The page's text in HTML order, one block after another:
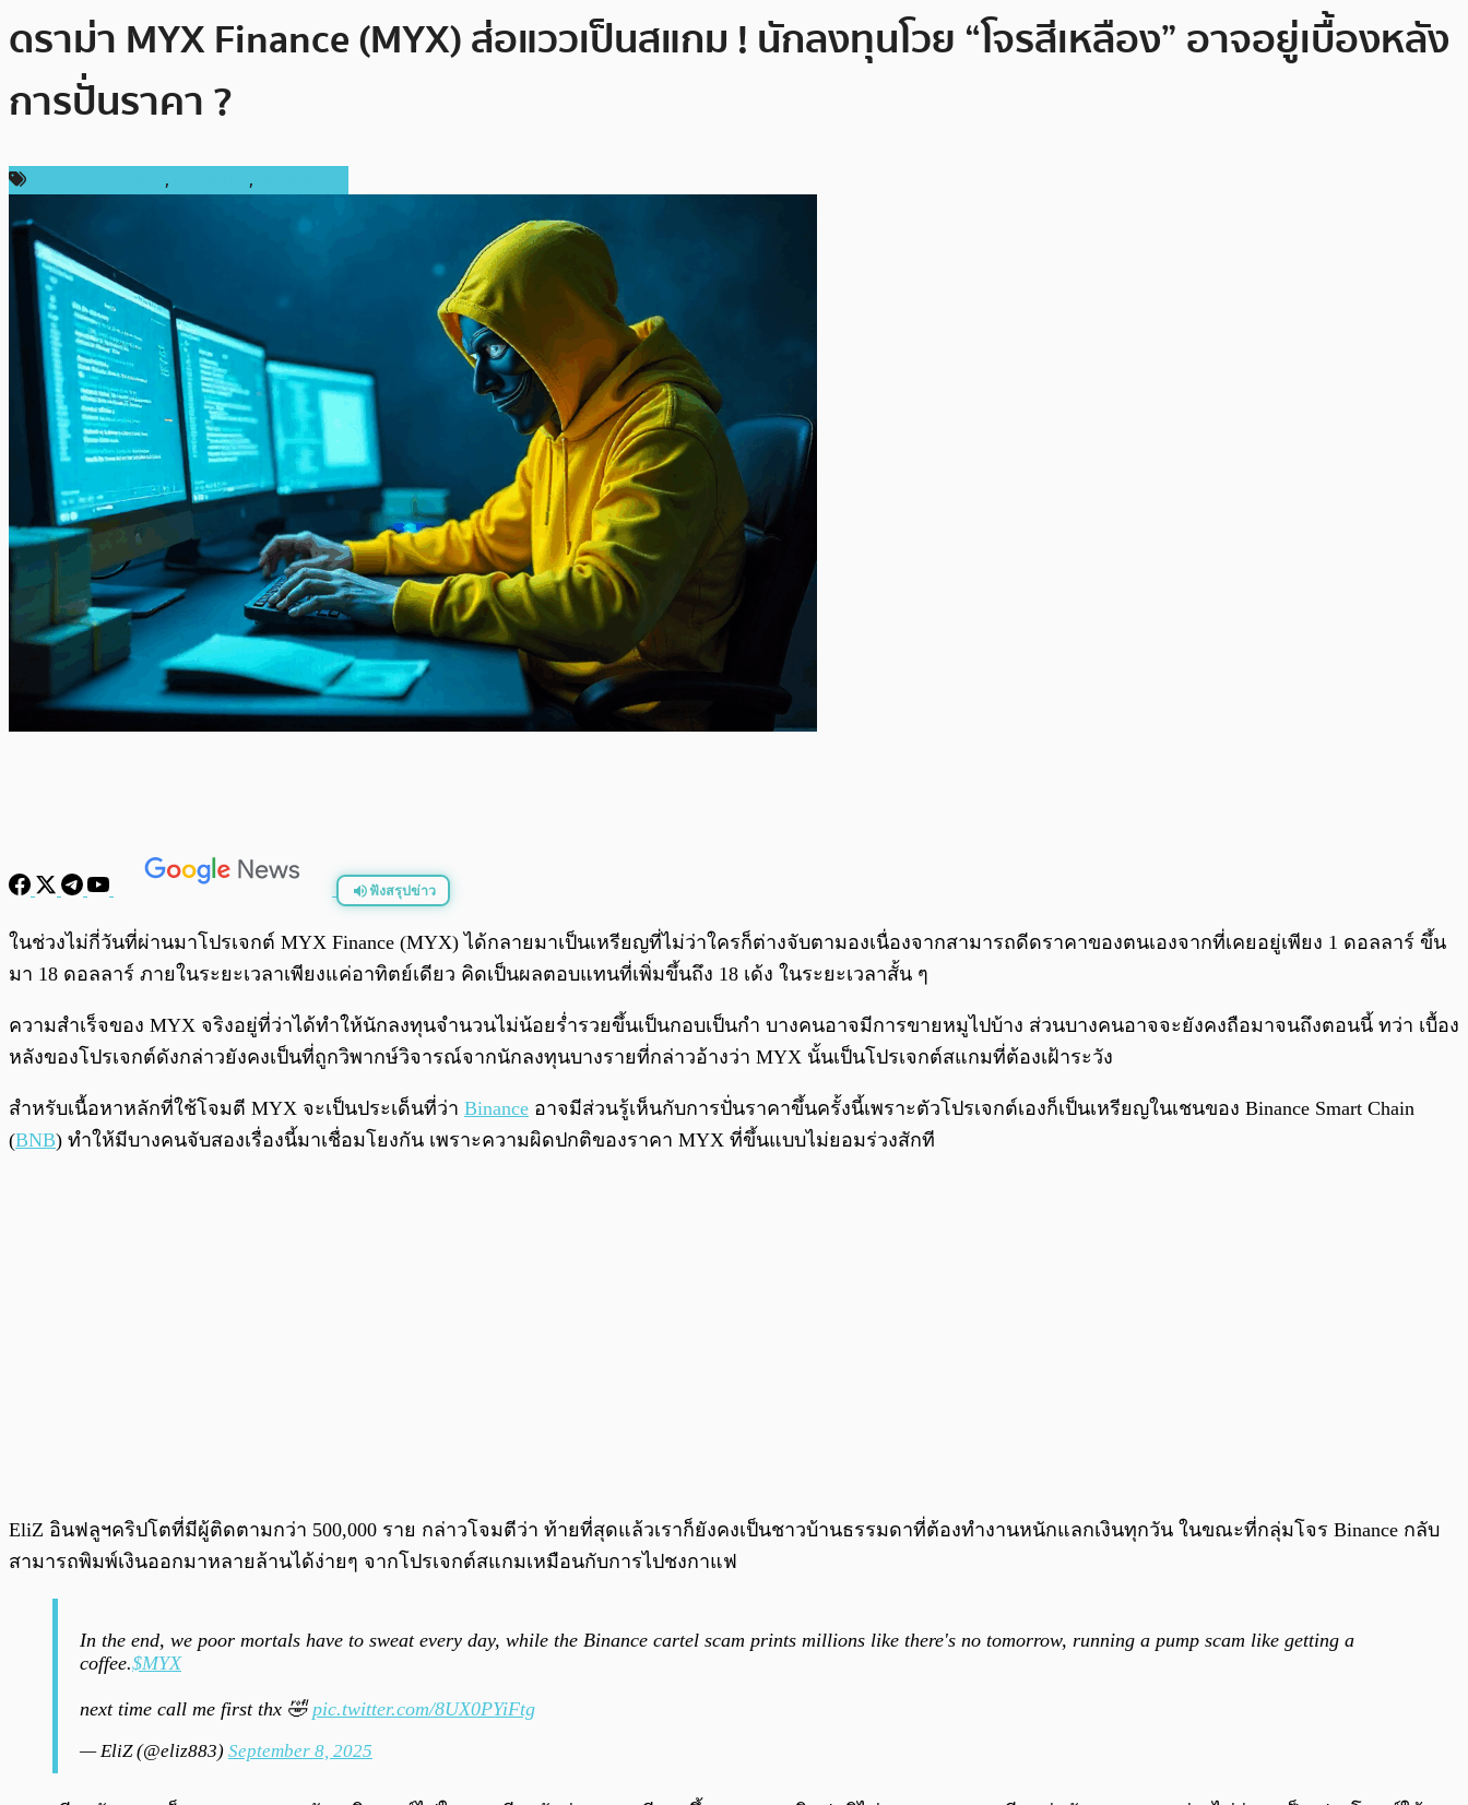
ดราม่า MYX Finance (MYX) ส่อแววเป็นสแกม ! นักลงทุนโวย “โจรสีเหลือง” อาจอยู่เบื้องหลัง
การปั่นราคา ?
, ,
ฟังสรุปข่าว
พร้อมเล่น 0:00
ในช่วงไม่กี่วันที่ผ่านมาโปรเจกต์ MYX Finance (MYX) ได้กลายมาเป็นเหรียญที่ไม่ว่าใครก็ต่างจับตามองเนื่องจากสามารถดีดราคาของตนเองจากที่เคยอยู่เพียง 1 ดอลลาร์ ขึ้น
มา 18 ดอลลาร์ ภายในระยะเวลาเพียงแค่อาทิตย์เดียว คิดเป็นผลตอบแทนที่เพิ่มขึ้นถึง 18 เด้ง ในระยะเวลาสั้น ๆ
ความสำเร็จของ MYX จริงอยู่ที่ว่าได้ทำให้นักลงทุนจำนวนไม่น้อยร่ำรวยขึ้นเป็นกอบเป็นกำ บางคนอาจมีการขายหมูไปบ้าง ส่วนบางคนอาจจะยังคงถือมาจนถึงตอนนี้ ทว่า เบื้อง
หลังของโปรเจกต์ดังกล่าวยังคงเป็นที่ถูกวิพากษ์วิจารณ์จากนักลงทุนบางรายที่กล่าวอ้างว่า MYX นั้นเป็นโปรเจกต์สแกมที่ต้องเฝ้าระวัง
สำหรับเนื้อหาหลักที่ใช้โจมตี MYX จะเป็นประเด็นที่ว่า Binance อาจมีส่วนรู้เห็นกับการปั่นราคาขึ้นครั้งนี้เพราะตัวโปรเจกต์เองก็เป็นเหรียญในเชนของ Binance Smart Chain
(BNB) ทำให้มีบางคนจับสองเรื่องนี้มาเชื่อมโยงกัน เพราะความผิดปกติของราคา MYX ที่ขึ้นแบบไม่ยอมร่วงสักที
EliZ อินฟลูฯคริปโตที่มีผู้ติดตามกว่า 500,000 ราย กล่าวโจมตีว่า ท้ายที่สุดแล้วเราก็ยังคงเป็นชาวบ้านธรรมดาที่ต้องทำงานหนักแลกเงินทุกวัน ในขณะที่กลุ่มโจร Binance กลับ
สามารถพิมพ์เงินออกมาหลายล้านได้ง่ายๆ จากโปรเจกต์สแกมเหมือนกับการไปชงกาแฟ
In the end, we poor mortals have to sweat every day, while the Binance cartel scam prints millions like there's no tomorrow, running a pump scam like getting a
coffee.$MYX
next time call me first thx 🤣 pic.twitter.com/8UX0PYiFtg
— EliZ (@eliz883) September 8, 2025